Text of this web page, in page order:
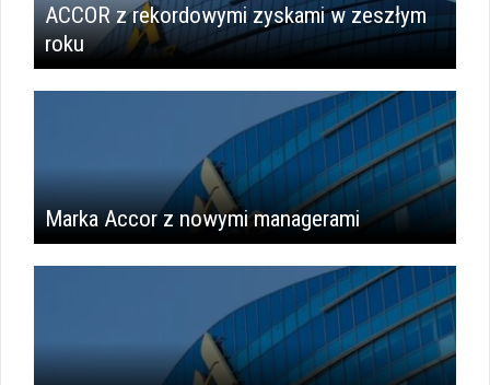
ACCOR z rekordowymi zyskami w zeszłym
roku
Marka Accor z nowymi managerami